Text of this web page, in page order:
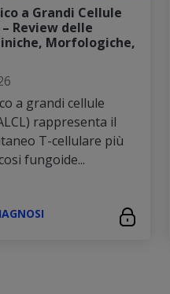
a Grandi Cellule
Review delle
Morfologiche,
a grandi cellule
rappresenta il
T-cellulare più
fungoide...